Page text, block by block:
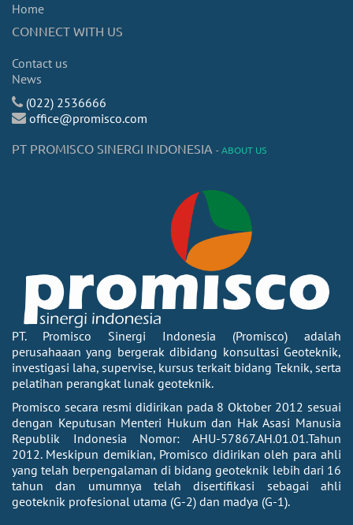
Home
CONNECT WITH US
Contact us
News
(022) 2536666
office@promisco.com
PT PROMISCO SINERGI INDONESIA -ABOUT US
PT. Promisco Sinergi Indonesia (Promisco) adalah
perusahaaan yang bergerak dibidang konsultasi Geoteknik,
investigasi laha, supervise, kursus terkait bidang Teknik, serta
pelatihan perangkat lunak geoteknik.
Promisco secara resmi didirikan pada 8 Oktober 2012 sesuai
dengan Keputusan Menteri Hukum dan Hak Asasi Manusia
Republik Indonesia Nomor: AHU-57867.AH.01.01.Tahun
2012. Meskipun demikian, Promisco didirikan oleh para ahli
yang telah berpengalaman di bidang geoteknik lebih dari 16
tahun dan umumnya telah disertifikasi sebagai ahli
geoteknik profesional utama (G-2) dan madya (G-1).